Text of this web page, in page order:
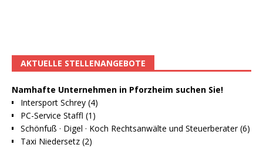
AKTUELLE STELLENANGEBOTE
Namhafte Unternehmen in Pforzheim suchen Sie!
Intersport Schrey (4)
PC-Service Staffl (1)
Schönfuß · Digel · Koch Rechtsanwälte und Steuerberater (6)
Taxi Niedersetz (2)